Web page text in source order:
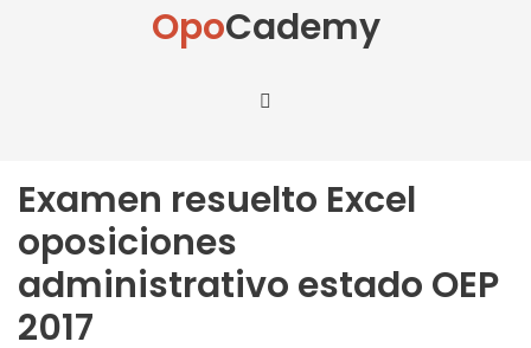
OpoCademy
Examen resuelto Excel
oposiciones
administrativo estado OEP
2017